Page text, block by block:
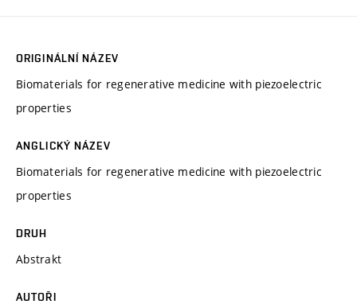
ORIGINÁLNÍ NÁZEV
Biomaterials for regenerative medicine with piezoelectric
properties
ANGLICKÝ NÁZEV
Biomaterials for regenerative medicine with piezoelectric
properties
DRUH
Abstrakt
AUTOŘI